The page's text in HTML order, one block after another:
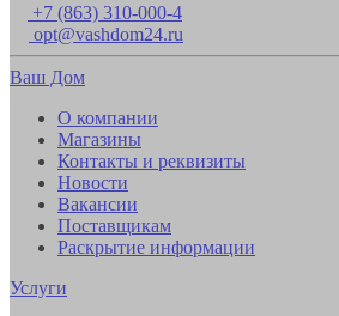
+7 (863) 310-000-4
opt@vashdom24.ru
Ваш Дом
О компании
Магазины
Контакты и реквизиты
Новости
Вакансии
Поставщикам
Раскрытие информации
Услуги